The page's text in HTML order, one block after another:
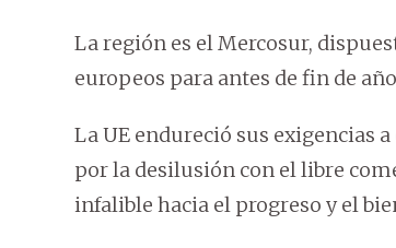
La región es el Mercosur,
europeos para antes de fin de
La UE endureció sus exigencias
por la desilusión con el libre
infalible hacia el progreso y el